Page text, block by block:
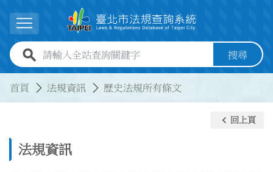
展開選單
全站查詢關鍵字欄位 搜尋
首頁 法規資訊 歷史法規所有條文
法規資訊
keyboard_arrow_left 回上頁